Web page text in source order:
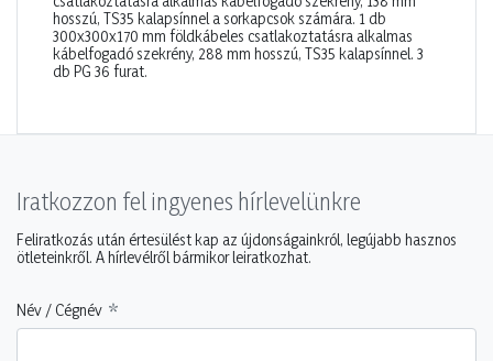
hosszú, TS35 kalapsínnel a sorkapcsok számára. 1 db
300x300x170 mm földkábeles csatlakoztatásra alkalmas
kábelfogadó szekrény, 288 mm hosszú, TS35 kalapsínnel. 3
db PG 36 furat.
Iratkozzon fel ingyenes hírlevelünkre
Feliratkozás után értesülést kap az újdonságainkról, legújabb hasznos
ötleteinkről. A hírlevélről bármikor leiratkozhat.
Név / Cégnév